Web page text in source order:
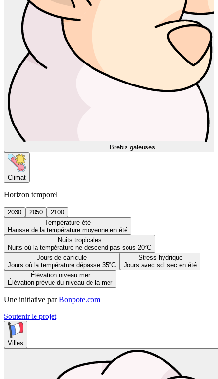
Brebis galeuses
Climat
Horizon temporel
2030 2050
2100
Température été
Hausse de la température moyenne en été
Nuits tropicales
Nuits où la température ne descend pas sous 20°C
Jours de canicule
Jours où la température dépasse 35°C
Stress hydrique
Jours avec sol sec en été
Élévation niveau mer
Élévation prévue du niveau de la mer
Une initiative par Bonpote.com
Soutenir le projet
Villes